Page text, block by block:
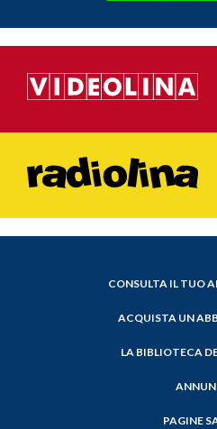
CONSULTA IL TUO
ACQUISTA UN
LA BIBLIOTECA
PAGINE